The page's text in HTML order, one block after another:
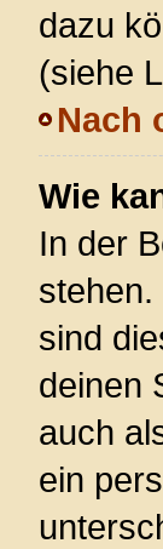
dazu
(siehe
Nach
Wie
In der
sind
deinen
auch
ein